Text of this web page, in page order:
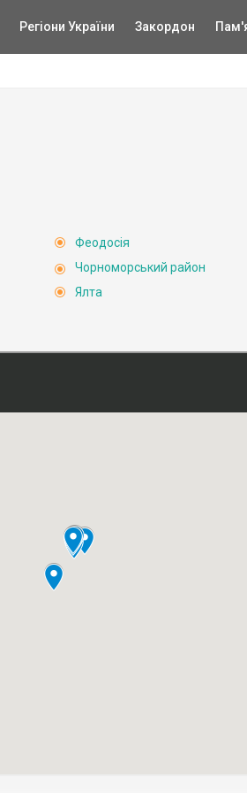
Регіони України Закордон
Феодосія
Чорноморський район
Ялта